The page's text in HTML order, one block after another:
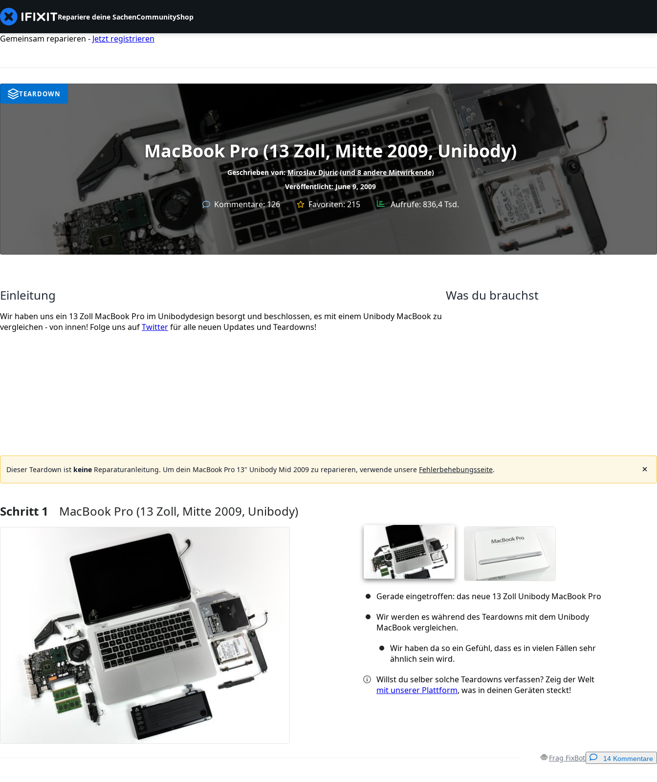
Repariere deine SachenCommunityShop
Gemeinsam reparieren - Jetzt registrieren
MacBook Pro (13 Zoll, Mitte 2009, Unibody)
Geschrieben von:Miroslav Djuric (und 8 andere Mitwirkende)
Veröffentlicht: June 9, 2009
Kommentare:126 Favoriten:215 Aufrufe: 836,4 Tsd.
TEARDOWN
Einleitung
Wir haben uns ein 13 Zoll MacBook Pro im Unibodydesign besorgt und beschlossen, es mit einem Unibody MacBook zu
vergleichen - von innen! Folge uns aufTwitterfür alle neuen Updates und Teardowns!
Was du brauchst
Dieser Teardown ist keine Reparaturanleitung. Um dein MacBook Pro 13" Unibody Mid 2009 zu reparieren, verwende unsere Fehlerbehebungsseite.
Schritt 1 MacBook Pro (13 Zoll, Mitte 2009, Unibody)
Gerade eingetroffen: das neue 13 Zoll Unibody MacBook Pro
Wir werden es während des Teardowns mit dem Unibody
MacBook vergleichen.
Wir haben da so ein Gefühl, dass es in vielen Fällen sehr
ähnlich sein wird.
Willst du selber solche Teardowns verfassen? Zeig der Welt
mit unserer Plattform, was in deinen Geräten steckt!
Frag FixBot 14 Kommentare